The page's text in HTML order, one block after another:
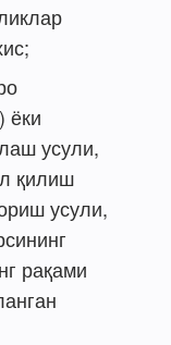
ёки
усули,
қилиш
усули,
рақами